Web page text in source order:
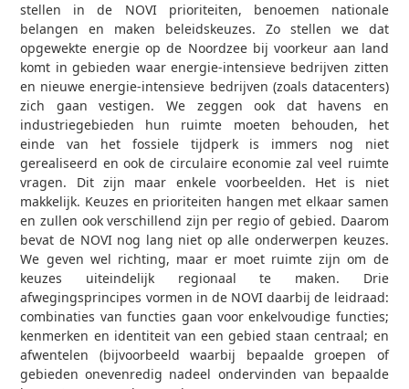
stellen in de NOVI prioriteiten, benoemen nationale
belangen en maken beleidskeuzes. Zo stellen we dat
opgewekte energie op de Noordzee bij voorkeur aan land
komt in gebieden waar energie-intensieve bedrijven zitten
en nieuwe energie-intensieve bedrijven (zoals datacenters)
zich gaan vestigen. We zeggen ook dat havens en
industriegebieden hun ruimte moeten behouden, het
einde van het fossiele tijdperk is immers nog niet
gerealiseerd en ook de circulaire economie zal veel ruimte
vragen. Dit zijn maar enkele voorbeelden. Het is niet
makkelijk. Keuzes en prioriteiten hangen met elkaar samen
en zullen ook verschillend zijn per regio of gebied. Daarom
bevat de NOVI nog lang niet op alle onderwerpen keuzes.
We geven wel richting, maar er moet ruimte zijn om de
keuzes uiteindelijk regionaal te maken. Drie
afwegingsprincipes vormen in de NOVI daarbij de leidraad:
combinaties van functies gaan voor enkelvoudige functies;
kenmerken en identiteit van een gebied staan centraal; en
afwentelen (bijvoorbeeld waarbij bepaalde groepen of
gebieden onevenredig nadeel ondervinden van bepaalde